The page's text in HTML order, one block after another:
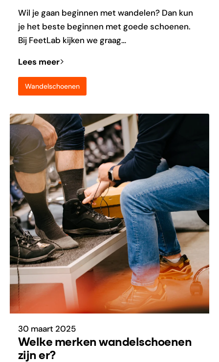
Wil je gaan beginnen met wandelen? Dan kun
je het beste beginnen met goede schoenen.
Bij FeetLab kijken we graag…
Lees meer
Wandelschoenen
30 maart 2025
Welke merken wandelschoenen
zijn er?